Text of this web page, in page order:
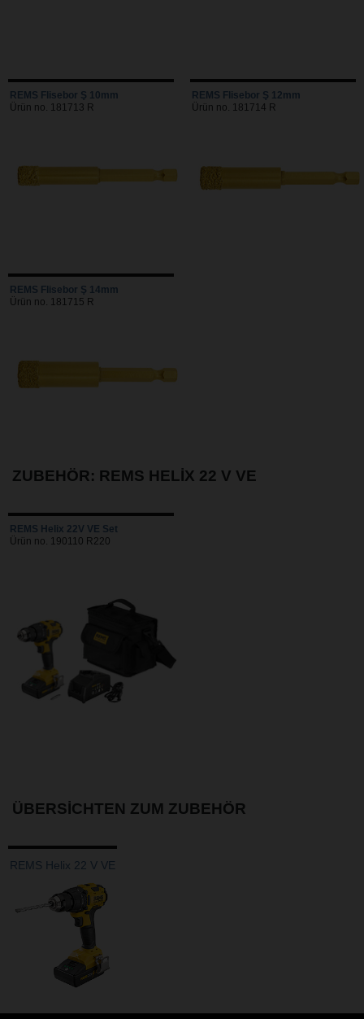
REMS Flisebor Ş 10mm
Ürün no. 181713 R
REMS Flisebor Ş 12mm
Ürün no. 181714 R
REMS Flisebor Ş 14mm
Ürün no. 181715 R
ZUBEHÖR: REMS HELIX 22 V VE
REMS Helix 22V VE Set
Ürün no. 190110 R220
ÜBERSICHTEN ZUM ZUBEHÖR
REMS Helix 22 V VE